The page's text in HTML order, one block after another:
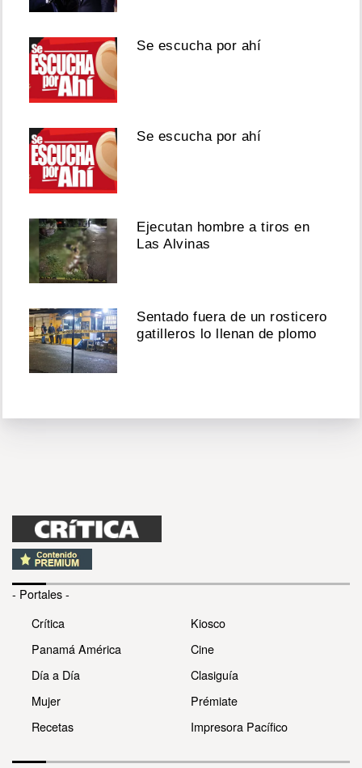
Se escucha por ahí
Se escucha por ahí
Ejecutan hombre a tiros en
Las Alvinas
Sentado fuera de un rosticero
gatilleros lo llenan de plomo
- Portales -
Crítica
Panamá América
Día a Día
Mujer
Recetas
Kiosco
Cine
Clasiguía
Prémiate
Impresora Pacífico